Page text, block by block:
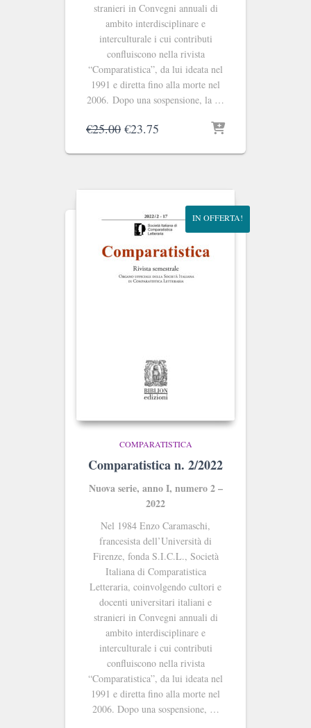
stranieri in Convegni annuali di
ambito interdisciplinare e
interculturale i cui contributi
confluiscono nella rivista
“Comparatistica”, da lui ideata nel
1991 e diretta fino alla morte nel
2006. Dopo una sospensione, la …
€25.00 Il
originale
€25.00.
€23.75
attuale
€23.75.
IN OFFERTA!
COMPARATISTICA
Comparatistica n. 2/2022
Nuova serie, anno I, numero 2 –
2022
Nel 1984 Enzo Caramaschi,
francesista dell’Università di
Firenze, fonda S.I.C.L., Società
Italiana di Comparatistica
Letteraria, coinvolgendo cultori e
docenti universitari italiani e
stranieri in Convegni annuali di
ambito interdisciplinare e
interculturale i cui contributi
confluiscono nella rivista
“Comparatistica”, da lui ideata nel
1991 e diretta fino alla morte nel
2006. Dopo una sospensione, …